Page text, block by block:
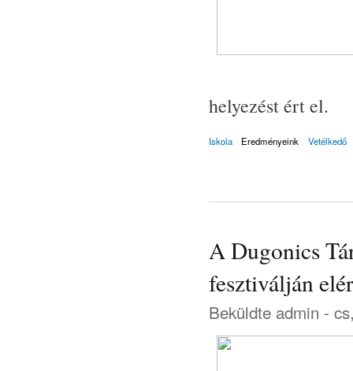
helyezést ért el.
Iskola Eredményeink Vetélkedő
A Dugonics
fesztiválján
Beküldte admin -